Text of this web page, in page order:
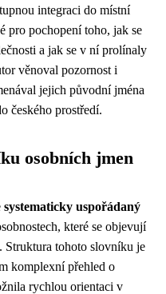
integraci do místní
pro pochopení toho, jak se
a jak se v ní prolínaly
věnoval pozornost i
jejich původní jména
českého prostředí.
osobních jmen
systematicky uspořádaný
které se objevují
Struktura tohoto slovníku je
komplexní přehled o
rychlou orientaci v